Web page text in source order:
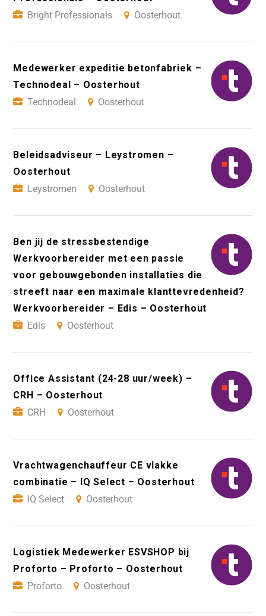
Bright Professionals
Oosterhout
Medewerker expeditie betonfabriek –
Technodeal – Oosterhout
Technodeal
Oosterhout
Beleidsadviseur – Leystromen –
Oosterhout
Leystromen
Oosterhout
Ben jij de stressbestendige
Werkvoorbereider met een passie
voor gebouwgebonden installaties die
streeft naar een maximale klanttevredenheid?
Werkvoorbereider – Edis – Oosterhout
Edis
Oosterhout
Office Assistant (24-28 uur/week) –
CRH – Oosterhout
CRH
Oosterhout
Vrachtwagenchauffeur CE vlakke
combinatie – IQ Select – Oosterhout
IQ Select
Oosterhout
Logistiek Medewerker ESVSHOP bij
Proforto – Proforto – Oosterhout
Proforto
Oosterhout